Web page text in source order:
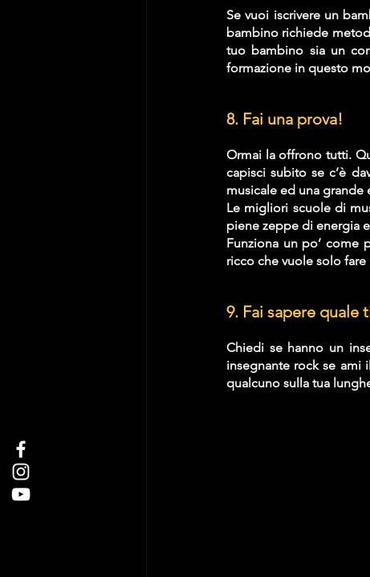
Se vuoi iscrivere un
bambino richiede
tuo bambino sia un
formazione in questo
8. Fai una prova!
Ormai la offrono tutti.
capisci subito se c’è
musicale ed una grande
Le migliori scuole di
piene zeppe di energia
Funziona un po’ come
ricco che vuole solo
9. Fai sapere quale
Chiedi se hanno un
insegnante rock se ami
qualcuno sulla tua